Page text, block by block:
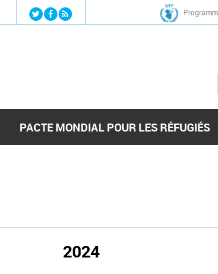
Jump to navigation
PACTE MONDIAL POUR LES RÉFUGIÉS
2024